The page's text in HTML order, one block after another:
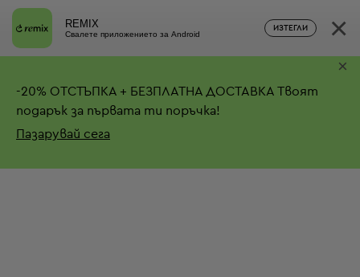
REMIX
Свалете приложението за Android
ИЗТЕГЛИ ×
-20% ОТСТЪПКА + БЕЗПЛАТНА ДОСТАВКА Твоят
подарък за първата ти поръчка!
Пазарувай сега
×